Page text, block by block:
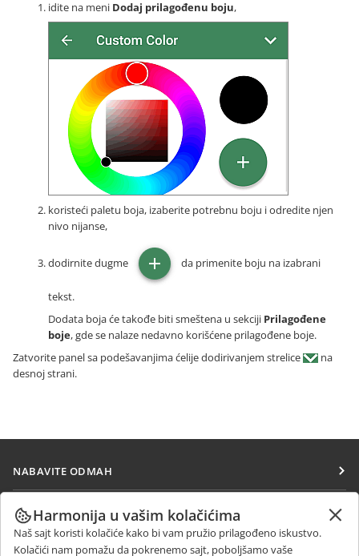
idite na meni Dodaj prilagođenu boju,
koristeći paletu boja, izaberite potrebnu boju i odredite njen
nivo nijanse,
dodirnite dugme da primenite boju na izabrani
tekst.
Dodata boja će takođe biti smeštena u sekciji Prilagođene
boje, gde se nalaze nedavno korišćene prilagođene boje.
Zatvorite panel sa podešavanjima ćelije dodirivanjem strelice
na
desnoj strani.
NABAVITE ODMAH
Docs
DocSpace
Workspace
SARAĐUJTE
Za doprinosioce
PRIMAJTE VESTI
Harmonija u vašim kolačićima
Naš sajt koristi kolačiće kako bi vam pružio prilagođeno iskustvo.
Kolačići nam pomažu da pokrenemo sajt, poboljšamo vaše